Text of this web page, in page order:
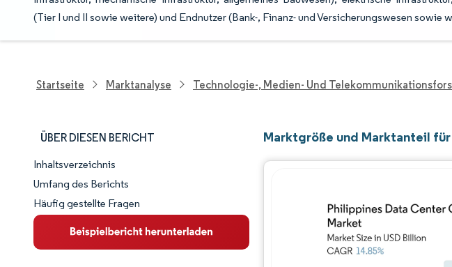
(Tier I und II sowie weitere) und Endnutzer (Bank-, Finanz- und Versicherungswesen sowie
Startseite Marktanalyse Technologie-, Medien- Und
ÜBER DIESEN BERICHT
Marktschnappschuss
Marktübersicht
Wichtige Markttrends
Inhaltsverzeichnis
Umfang des Berichts
Häufig gestellte Fragen
Marktgröße und Marktanteil